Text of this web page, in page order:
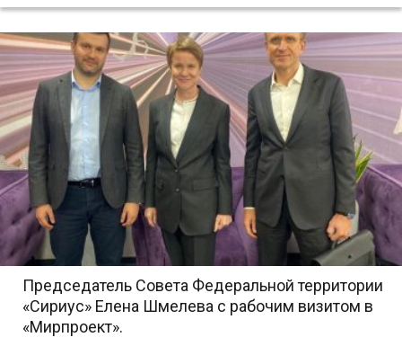
Председатель Совета Федеральной территории
«Сириус» Елена Шмелева с рабочим визитом в
«Мирпроект».